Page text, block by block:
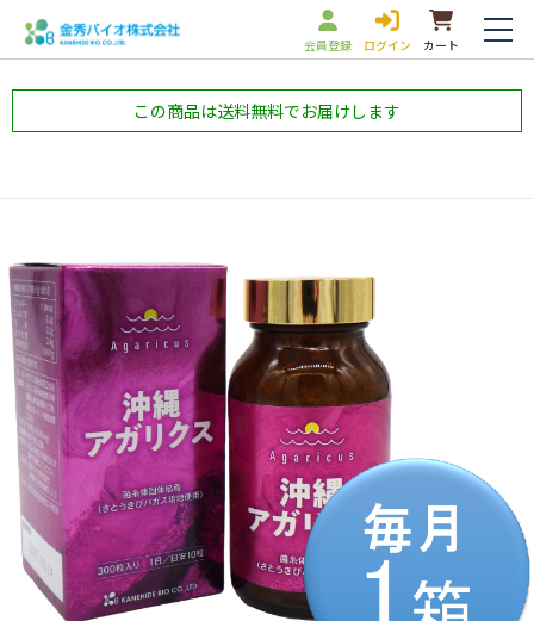
会員登録 ログイン カート
この商品は送料無料でお届けします